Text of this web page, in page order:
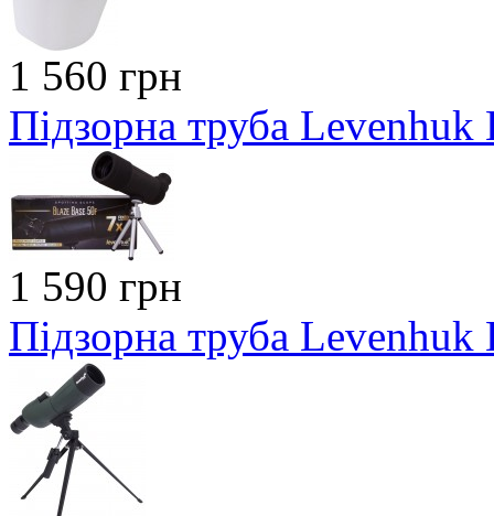
1 560 грн
Підзорна труба Levenhuk
1 590 грн
Підзорна труба Levenhuk